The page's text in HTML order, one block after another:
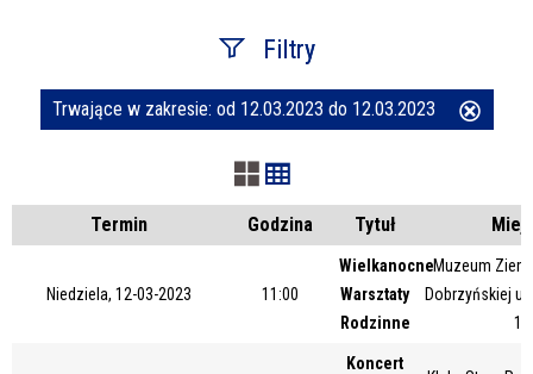
Filtry
Szukana fraza
Kategoria
Trwające w zakresie
Trwające w zakresie: od 12.03.2023 do 12.03.2023
Termin Godzina Tytuł
Niedziela, 12-03-2023 11:00
Wielkanocne
Warsztaty
Rodzinne
Muzeum
Dobrzyńskiej
1A
Koncert